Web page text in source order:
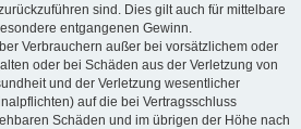
sind. Dies gilt auch für mittelbare
entgangenen Gewinn.
Verbrauchern außer bei vorsätzlichem oder
oder bei Schäden aus der Verletzung von
und der Verletzung wesentlicher
auf die bei Vertragsschluss
Schäden und im übrigen der Höhe nach